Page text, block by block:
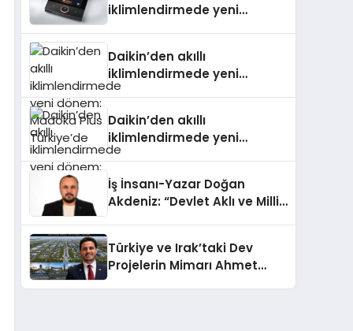
iklimlendirmede yeni
Daikin’den akıllı
iklimlendirmede yeni
dönem: Madoka Plus
Daikin’den akıllı
iklimlendirmede yeni
dönem: Madoka Plus
İş İnsanı-Yazar Doğan
Akdeniz: “Devlet Aklı ve Milli
Türkiye ve Irak’taki Dev
Projelerin Mimarı Ahmet